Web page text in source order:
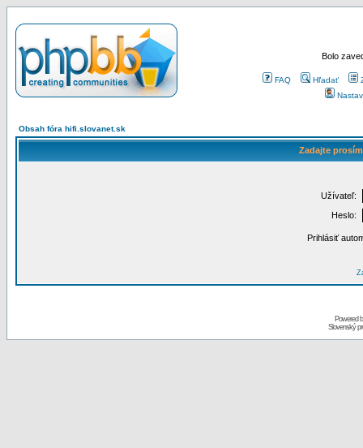
Bolo
FAQ Hľadať
Obsah fóra hifi.slovanet.sk
Zadajte
Užívateľ:
Heslo:
Prihlásiť
Powered
Slovenský